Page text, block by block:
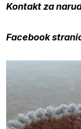
Kontakt za
Facebook